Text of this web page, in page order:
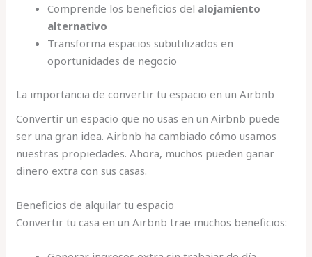
Comprende los beneficios del alojamiento
alternativo
Transforma espacios subutilizados en
oportunidades de negocio
La importancia de convertir tu espacio en un Airbnb
Convertir un espacio que no usas en un Airbnb puede
ser una gran idea. Airbnb ha cambiado cómo usamos
nuestras propiedades. Ahora, muchos pueden ganar
dinero extra con sus casas.
Beneficios de alquilar tu espacio
Convertir tu casa en un Airbnb trae muchos beneficios: